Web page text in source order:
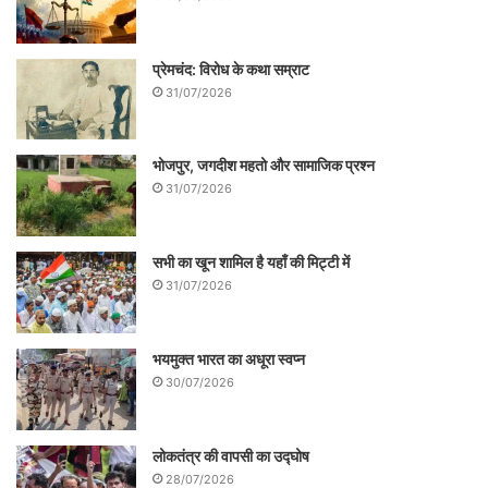
के ताने झेले तो यह मौल आपका क्या उखाड़ लेगा।
लगे रहो मुन्ना भाई! होते रहो शिकार हँस-हँस के,
भरते रहो उनका घर/ करते रहो उनको मालामाल!
.
प्रेमचंद: विरोध के कथा सम्राट
31/07/2026
भोजपुर, जगदीश महतो और सामाजिक प्रश्न
31/07/2026
सभी का खून शामिल है यहाँ की मिट्टी में
31/07/2026
भयमुक्त भारत का अधूरा स्वप्न
30/07/2026
लोकतंत्र की वापसी का उद्घोष
28/07/2026